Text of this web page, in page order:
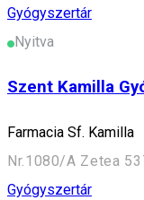
Gyógyszertár
Nyitva
Szent Kamilla
Farmacia Sf. Kamilla
Nr.1080/A Zetea
Gyógyszertár